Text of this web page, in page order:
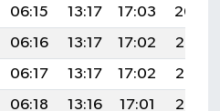
06:15 13:17 17:03
20:09
06:16 13:17 17:02
20:07
06:17 13:17 17:02
20:06
06:18 13:16 17:01
20:05